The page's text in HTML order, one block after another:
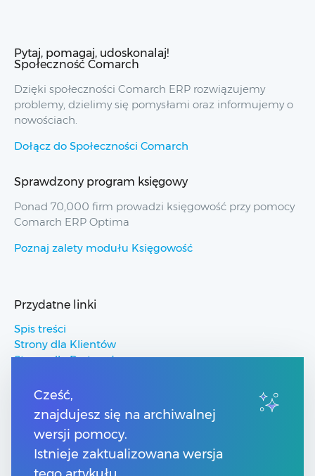
Pytaj, pomagaj, udoskonalaj!
Społeczność Comarch
Dzięki społeczności Comarch ERP rozwiązujemy
problemy, dzielimy się pomysłami oraz informujemy o
nowościach.
Dołącz do Społeczności Comarch
Sprawdzony program księgowy
Ponad 70,000 firm prowadzi księgowość przy pomocy
Comarch ERP Optima
Poznaj zalety modułu Księgowość
Przydatne linki
Spis treści
Strony dla Klientów
Strony dla Partnerów
Pomoc Comarch Betterfly
Pomoc Comarch e-Sklep
Pomoc Comarch HRM
Kontakt
Cześć,
znajdujesz się na archiwalnej
wersji pomocy.
Istnieje zaktualizowana wersja